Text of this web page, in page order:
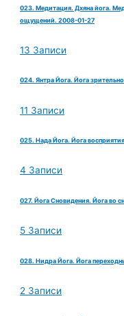
023. Медитация. Дхяна йога.
ощущений. 2008-01-27
13 Записи
024. Янтра Йога. Йога
11 Записи
025. Нада Йога. Йога
4 Записи
027. Йога Сновидения. Йога во
5 Записи
028. Нидра Йога. Йога
2 Записи